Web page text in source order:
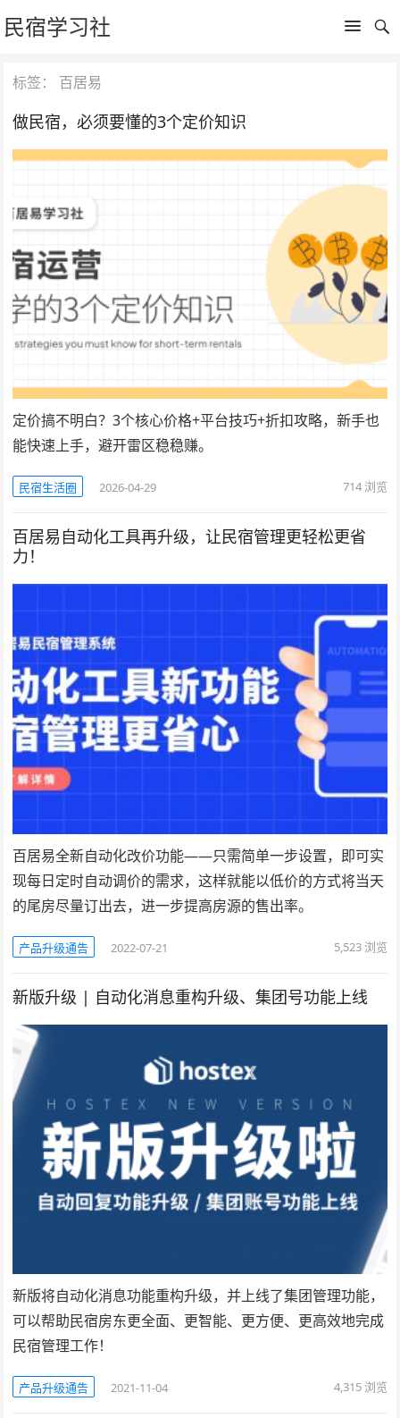
民宿学习社
标签： 百居易
做民宿，必须要懂的3个定价知识
定价搞不明白？3个核心价格+平台技巧+折扣攻略，新手也
能快速上手，避开雷区稳稳赚。
民宿生活圈 2026-04-29 714浏览
百居易自动化工具再升级，让民宿管理更轻松更省
力！
百居易全新自动化改价功能——只需简单一步设置，即可实
现每日定时自动调价的需求，这样就能以低价的方式将当天
的尾房尽量订出去，进一步提高房源的售出率。
产品升级通告 2022-07-21 5,523浏览
新版升级 | 自动化消息重构升级、集团号功能上线
新版将自动化消息功能重构升级，并上线了集团管理功能，
可以帮助民宿房东更全面、更智能、更方便、更高效地完成
民宿管理工作！
产品升级通告 2021-11-04 4,315浏览